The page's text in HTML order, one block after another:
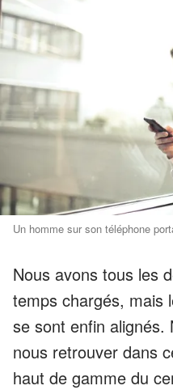
Un homme sur son téléphone
Nous avons tous les
temps chargés, mais
se sont enfin alignés.
nous retrouver dans
haut de gamme du